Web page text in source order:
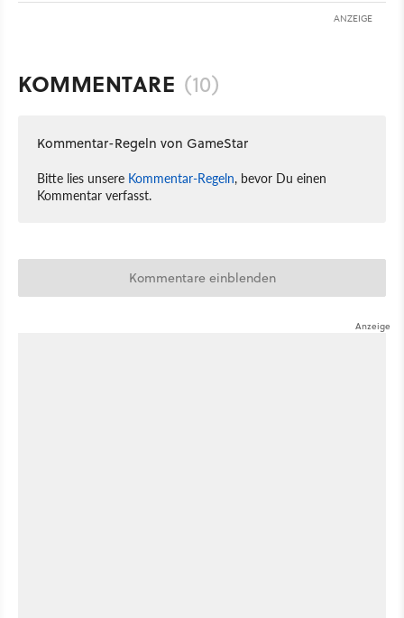
ANZEIGE
KOMMENTARE (10)
Kommentar-Regeln von GameStar
Bitte lies unsere Kommentar-Regeln, bevor Du einen
Kommentar verfasst.
Kommentare einblenden